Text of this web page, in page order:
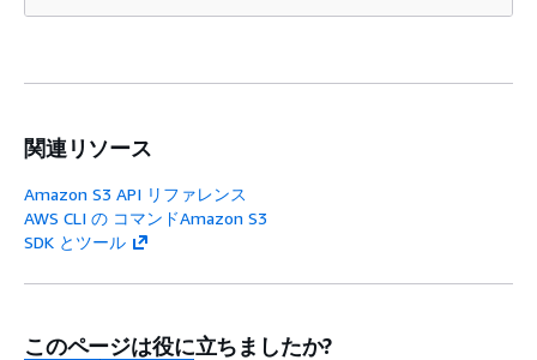
関連リソース
Amazon S3 API リファレンス
AWS CLI の コマンドAmazon S3
SDK とツール
このページは役に立ちましたか?